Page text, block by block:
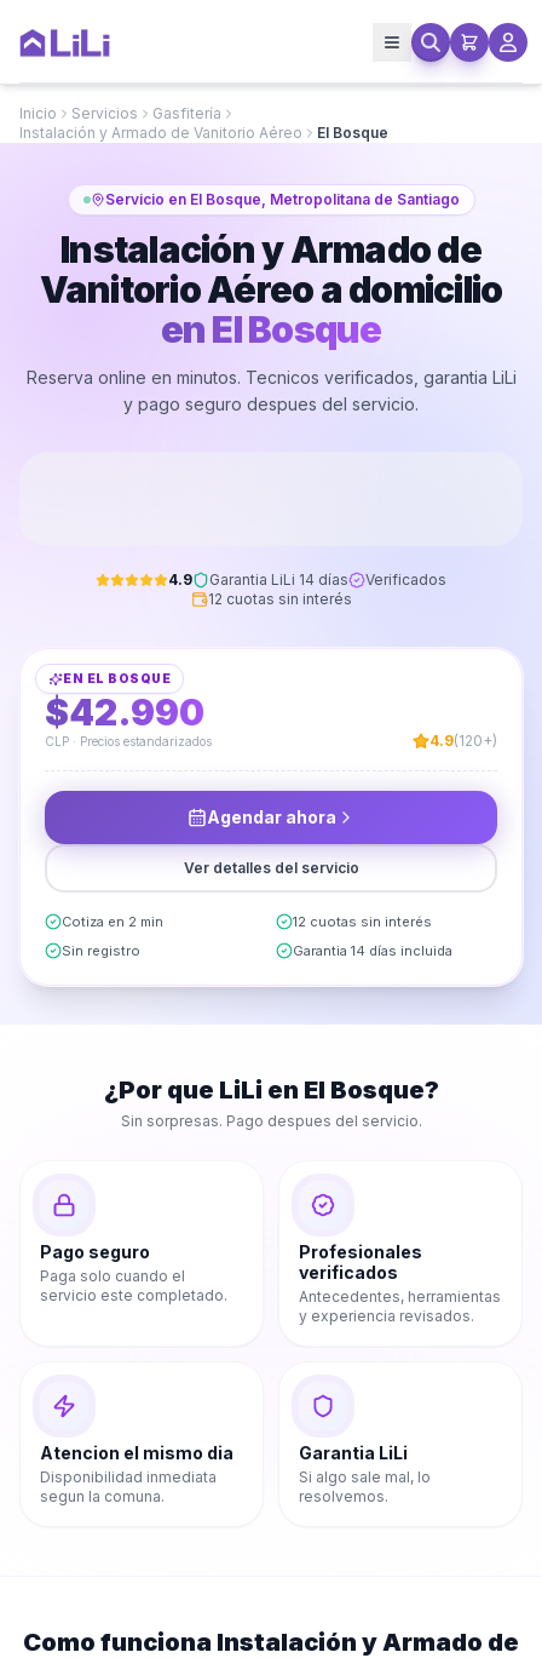
Inicio Servicios
Gasfitería
Instalación y Armado de Vanitorio Aéreo
El Bosque
Servicio en El Bosque, Metropolitana de Santiago
Instalación y Armado de
Vanitorio Aéreo a domicilio
enEl Bosque
Reserva online en minutos. Tecnicos verificados, garantia LiLi
y pago seguro despues del servicio.
4.9 Garantia LiLi 14 días
Verificados
12 cuotas sin interés
EN EL BOSQUE
DESDE
$42.990
CLP · Precios estandarizados 4.9(120+)
Agendar ahora
Ver detalles del servicio
Cotiza en 2 min
12 cuotas sin interés
Sin registro
Garantia 14 días incluida
¿Por que LiLi en El Bosque?
Sin sorpresas. Pago despues del servicio.
Pago seguro
Paga solo cuando el
servicio este completado.
Profesionales
verificados
Antecedentes, herramientas
y experiencia revisados.
Atencion el mismo dia
Disponibilidad inmediata
segun la comuna.
Garantia LiLi
Si algo sale mal, lo
resolvemos.
Como funciona Instalación y Armado de